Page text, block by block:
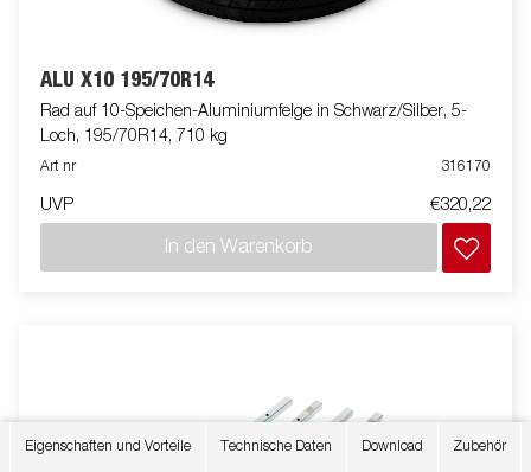
Eigenschaften und Vorteile Technische Daten Download Zubehör
ALU X10 195/70R14
Rad auf 10-Speichen-Aluminiumfelge in Schwarz/Silber, 5-
Loch, 195/70R14, 710 kg
Art nr 316170
UVP €320,22
In den Warenkorb